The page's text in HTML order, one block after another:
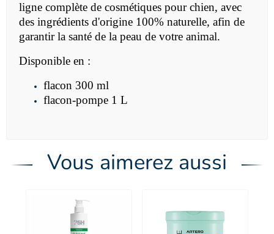
ligne complète de cosmétiques pour chien, avec
des ingrédients d'origine 100% naturelle, afin de
garantir la santé de la peau de votre animal.
Disponible en :
flacon 300 ml
flacon-pompe 1 L
Vous aimerez aussi